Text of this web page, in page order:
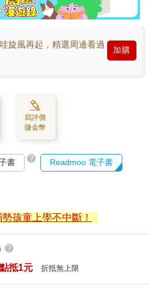
旋風再起，精選周邊看過
加購
寫評價
賺金幣
書 ? Readmoo 電子書
孩童上學不中斷！
?
抵1元 折抵無上限